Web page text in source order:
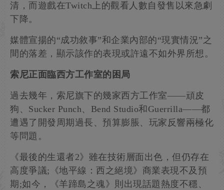
清，而遊戲在Twitch上的觀看人數自發售以來急劇
下降。
媒體宣揚的“成功敘事”和企業內部的“現實情況”之
間的落差，顯示該作的表現或許遠不如外界所想。
索尼正面臨西方工作室的困局
過去幾年，索尼旗下的幾家西方工作室——頑皮
狗、Sucker Punch、Bend Studio和Guerrilla——都
遭遇了開發周期過長、預算膨脹、玩家反響兩極化
等問題。
《最後的生還者2》雖在技術層面出色，但仍存在
高度爭議;《地平線：西之絕境》商業表現不及預
期;如今，《羊蹄島之魂》則出現話題熱度不穩、